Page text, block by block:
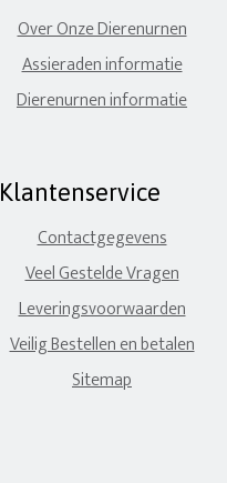
Over Onze Dierenurnen
Assieraden informatie
Dierenurnen informatie
Klantenservice
Contactgegevens
Veel Gestelde Vragen
Leveringsvoorwaarden
Veilig Bestellen en betalen
Sitemap